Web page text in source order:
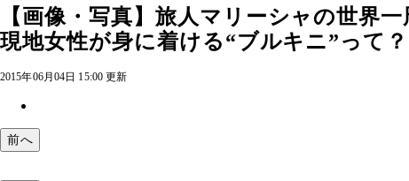
【画像・写真】旅人マリーシャの世界
現地女性が身に着ける“ブルキニ”って
2015年06月04日 15:00 更新
前へ